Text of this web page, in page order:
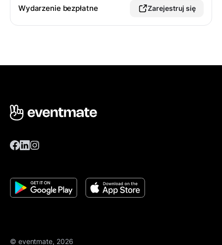
Wydarzenie bezpłatne Zarejestruj się
© eventmate, 2026